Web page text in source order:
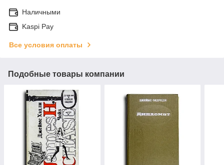
Наличными
Kaspi Pay
Все условия оплаты
Подобные товары компании